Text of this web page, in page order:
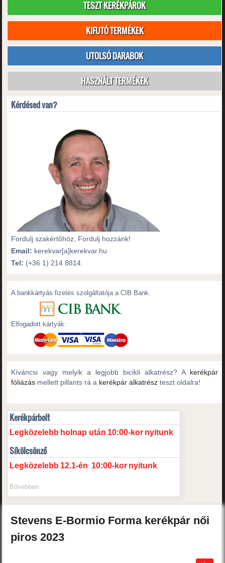
TESZT KERÉKPÁROK
KIFUTÓ TERMÉKEK
UTOLSÓ DARABOK
HASZNÁLT TERMÉKEK
Kérdésed van?
Fordulj szakértőhöz, Fordulj hozzánk!
Email: kerekvar[a]kerekvar.hu
Tel: (+36 1) 214 8814
A bankkártyás fizetés szolgáltatója a CIB Bank.
Elfogadott kártyák:
Kíváncsi vagy melyik a legjobb bicikli alkatrész? A kerékpár
fóliázás mellett pillants rá a kerékpár alkatrész teszt oldalra!
Kerékpárbolt
Legközelebb holnap után 10:00-kor nyitunk
Síkölcsönző
Legközelebb 12.1-én 10:00-kor nyitunk
Bővebben
Stevens E-Bormio Forma kerékpár női
piros2023